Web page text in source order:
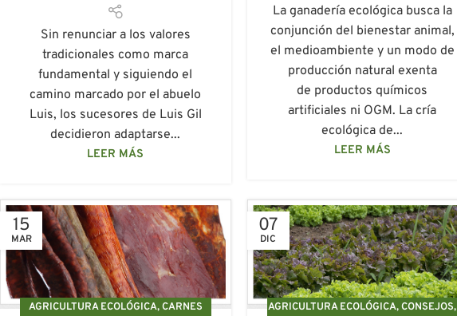
Sin renunciar a los valores
tradicionales como marca
fundamental y siguiendo el
camino marcado por el abuelo
Luis, los sucesores de Luis Gil
decidieron adaptarse...
LEER MÁS
La ganadería ecológica busca la
conjunción del bienestar animal,
el medioambiente y un modo de
producción natural exenta
de productos químicos
artificiales ni OGM. La cría
ecológica de...
LEER MÁS
15
MAR
AGRICULTURA ECOLÓGICA,CARNES
07
DIC
AGRICULTURA ECOLÓGICA,CONSEJOS,